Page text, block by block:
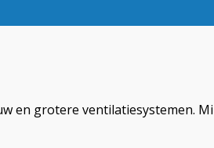
en grotere ventilatiesystemen.